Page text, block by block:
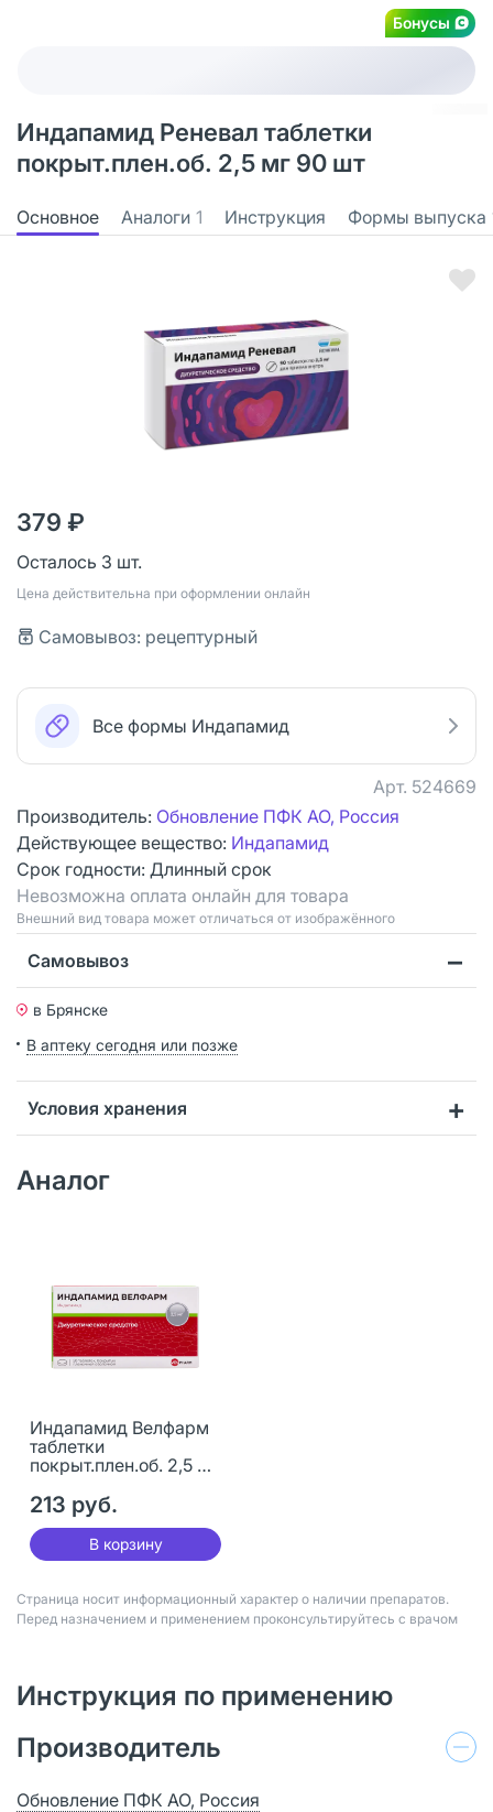
Бонусы
Индапамид Реневал таблетки
покрыт.плен.об. 2,5 мг 90 шт
Основное Аналоги 1 Инструкция Формы выпуска
379 ₽
Осталось 3 шт.
Цена действительна при оформлении онлайн
Самовывоз: рецептурный
Все формы Индапамид
Арт. 524669
Производитель: Обновление ПФК АО, Россия
Действующее вещество: Индапамид
Срок годности: Длинный срок
Невозможна оплата онлайн для товара
Bнешний вид товара может отличаться от изображённого
Самовывоз
в Брянске
В аптеку сегодня или позже
Условия хранения
Аналог
Индапамид Велфарм
таблетки
покрыт.плен.об. 2,5 мг
213 руб.
В корзину
Страница носит информационный характер о наличии препаратов.
Перед назначением и применением проконсультируйтесь с врачом
Инструкция по применению
Производитель
Обновление ПФК АО, Россия